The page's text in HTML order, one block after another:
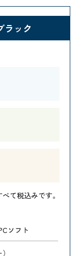
ラック
て税込みです。
ソフト